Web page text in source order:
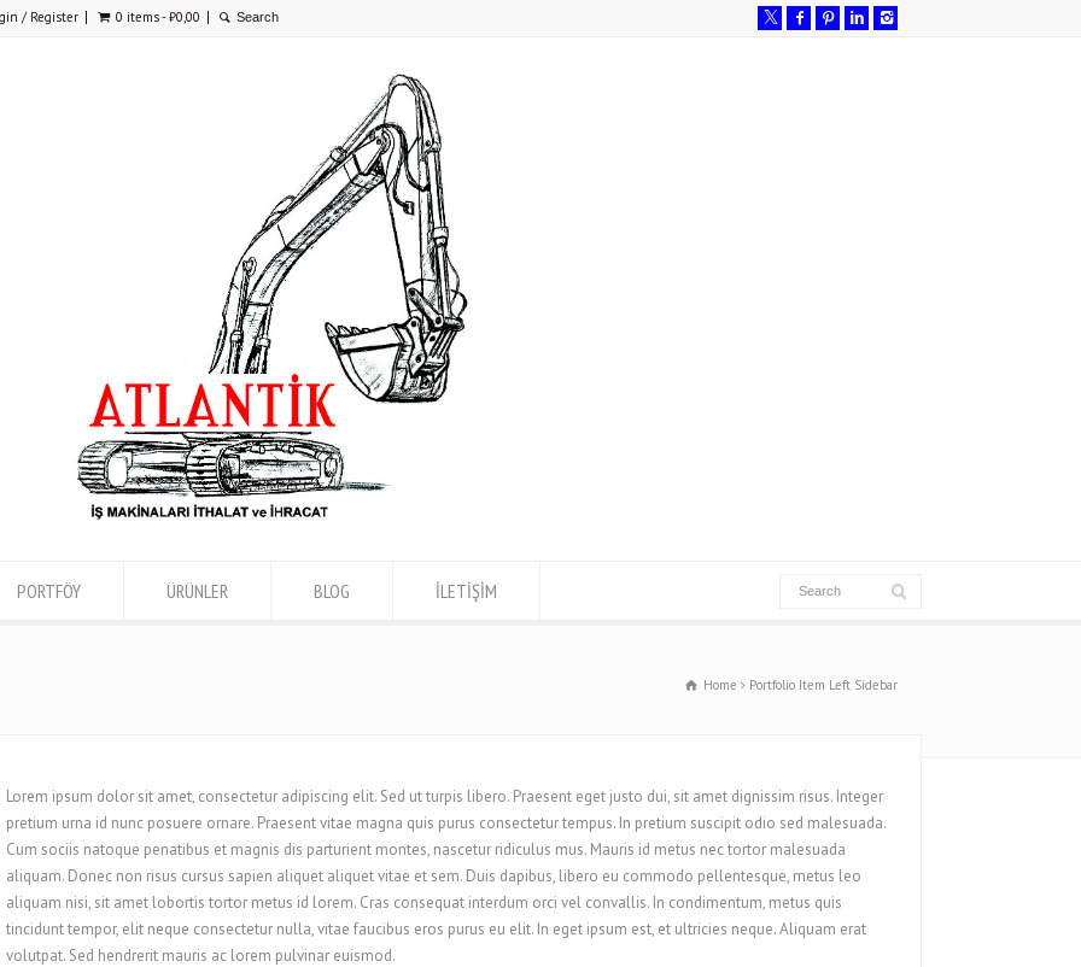
/ Register 0 items -₺0,00
PORTFÖY ÜRÜNLER BLOG İLETİŞİM
Home Portfolio Item Left Sidebar
Lorem ipsum dolor sit amet, consectetur adipiscing elit. Sed ut turpis libero. Praesent eget justo dui, sit amet dignissim risus. Integer
pretium urna id nunc posuere ornare. Praesent vitae magna quis purus consectetur tempus. In pretium suscipit odio sed malesuada.
Cum sociis natoque penatibus et magnis dis parturient montes, nascetur ridiculus mus. Mauris id metus nec tortor malesuada
aliquam. Donec non risus cursus sapien aliquet aliquet vitae et sem. Duis dapibus, libero eu commodo pellentesque, metus leo
aliquam nisi, sit amet lobortis tortor metus id lorem. Cras consequat interdum orci vel convallis. In condimentum, metus quis
tincidunt tempor, elit neque consectetur nulla, vitae faucibus eros purus eu elit. In eget ipsum est, et ultricies neque. Aliquam erat
volutpat. Sed hendrerit mauris ac lorem pulvinar euismod.